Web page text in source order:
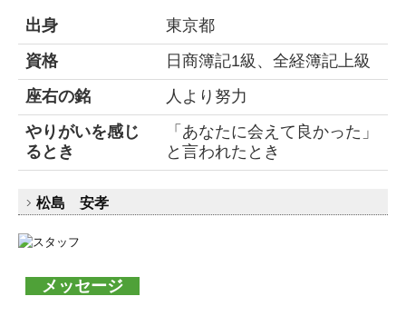
出身
東京都
資格
日商簿記1級、全経簿記上級
座右の銘
人より努力
やりがいを感じ
るとき
「あなたに会えて良かった」
と言われたとき
松島 安孝
メッセージ